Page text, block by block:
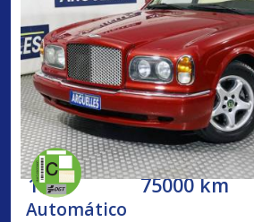
1998 75000 km
Automático